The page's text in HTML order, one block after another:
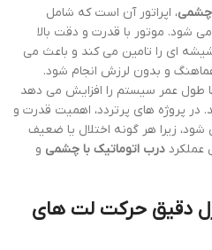
چشمی، اپراتور آن است که شامل
شود. موتور با قدرت و دقت بالا
ای را تامین می کند و باعث می
و بدون لرزش انجام شود.
طول عمر سیستم را افزایش می دهد
در پروژه های پرتردد، اهمیت قدرت و
زیرا هر گونه اختلال یا ضعیف
عملکرد درب اتوماتیک با چشمی و
دقیق حرکت لت های